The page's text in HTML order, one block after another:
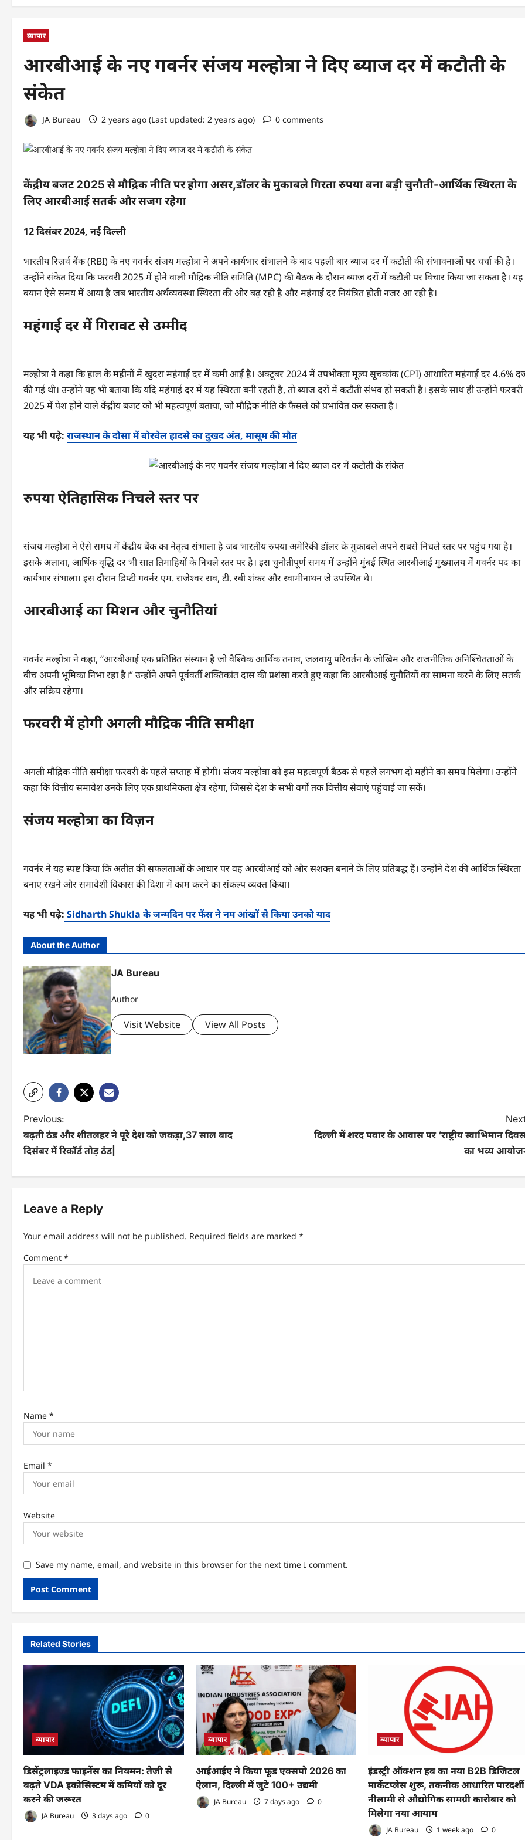
व्यापार
आरबीआई के नए गवर्नर संजय मल्होत्रा ने दिए ब्याज दर में कटौती के
संकेत
JA Bureau 2 years ago (Last updated: 2 years ago) 0 comments
केंद्रीय बजट 2025 से मौद्रिक नीति पर होगा असर,डॉलर के मुकाबले गिरता रुपया बना बड़ी चुनौती-आर्थिक स्थिरता के
लिए आरबीआई सतर्क और सजग रहेगा
12 दिसंबर 2024, नई दिल्ली
भारतीय रिज़र्व बैंक (RBI) के नए गवर्नर संजय मल्होत्रा ने अपने कार्यभार संभालने के बाद पहली बार ब्याज दर में कटौती की संभावनाओं पर चर्चा की है।
उन्होंने संकेत दिया कि फरवरी 2025 में होने वाली मौद्रिक नीति समिति (MPC) की बैठक के दौरान ब्याज दरों में कटौती पर विचार किया जा सकता है। यह
बयान ऐसे समय में आया है जब भारतीय अर्थव्यवस्था स्थिरता की ओर बढ़ रही है और महंगाई दर नियंत्रित होती नजर आ रही है।
महंगाई दर में गिरावट से उम्मीद
मल्होत्रा ने कहा कि हाल के महीनों में खुदरा महंगाई दर में कमी आई है। अक्टूबर 2024 में उपभोक्ता मूल्य सूचकांक (CPI) आधारित महंगाई दर 4.6%
की गई थी। उन्होंने यह भी बताया कि यदि महंगाई दर में यह स्थिरता बनी रहती है, तो ब्याज दरों में कटौती संभव हो सकती है। इसके साथ ही उन्होंने फरवरी
2025 में पेश होने वाले केंद्रीय बजट को भी महत्वपूर्ण बताया, जो मौद्रिक नीति के फैसले को प्रभावित कर सकता है।
यह भी पढ़े: राजस्थान के दौसा में बोरवेल हादसे का दुखद अंत, मासूम की मौत
रुपया ऐतिहासिक निचले स्तर पर
संजय मल्होत्रा ने ऐसे समय में केंद्रीय बैंक का नेतृत्व संभाला है जब भारतीय रुपया अमेरिकी डॉलर के मुकाबले अपने सबसे निचले स्तर पर पहुंच गया है।
इसके अलावा, आर्थिक वृद्धि दर भी सात तिमाहियों के निचले स्तर पर है। इस चुनौतीपूर्ण समय में उन्होंने मुंबई स्थित आरबीआई मुख्यालय में गवर्नर पद का
कार्यभार संभाला। इस दौरान डिप्टी गवर्नर एम. राजेश्वर राव, टी. रबी शंकर और स्वामीनाथन जे उपस्थित थे।
आरबीआई का मिशन और चुनौतियां
गवर्नर मल्होत्रा ने कहा, “आरबीआई एक प्रतिष्ठित संस्थान है जो वैश्विक आर्थिक तनाव, जलवायु परिवर्तन के जोखिम और राजनीतिक अनिश्चितताओं के
बीच अपनी भूमिका निभा रहा है।” उन्होंने अपने पूर्ववर्ती शक्तिकांत दास की प्रशंसा करते हुए कहा कि आरबीआई चुनौतियों का सामना करने के लिए सतर्क
और सक्रिय रहेगा।
फरवरी में होगी अगली मौद्रिक नीति समीक्षा
अगली मौद्रिक नीति समीक्षा फरवरी के पहले सप्ताह में होगी। संजय मल्होत्रा को इस महत्वपूर्ण बैठक से पहले लगभग दो महीने का समय मिलेगा। उन्होंने
कहा कि वित्तीय समावेश उनके लिए एक प्राथमिकता क्षेत्र रहेगा, जिससे देश के सभी वर्गों तक वित्तीय सेवाएं पहुंचाई जा सकें।
संजय मल्होत्रा का विज़न
गवर्नर ने यह स्पष्ट किया कि अतीत की सफलताओं के आधार पर वह आरबीआई को और सशक्त बनाने के लिए प्रतिबद्ध हैं। उन्होंने देश की आर्थिक स्थिरता
बनाए रखने और समावेशी विकास की दिशा में काम करने का संकल्प व्यक्त किया।
यह भी पढ़े: Sidharth Shukla के जन्मदिन पर फैंस ने नम आंखों से किया उनको याद
About the Author
JA Bureau
Author
Visit Website View All Posts
P
o
n
i
n
Previous:
बढ़ती ठंड और शीतलहर ने पूरे देश को जकड़ा,37 साल बाद
दिसंबर में रिकॉर्ड तोड़ ठंड|
दिल्ली में शरद पवार के आवास पर ‘राष्ट्रीय स्वाभिमान
का भव्य
Leave a Reply
Your email address will not be published. Required fields are marked *
Comment *
Name *
Email *
Website
Save my name, email, and website in this browser for the next time I comment.
Related Stories
व्यापार
डिसेंट्रलाइज्ड फाइनेंस का नियमन: तेजी से
बढ़ते VDA इकोसिस्टम में कमियों को दूर
करने की जरूरत
JA Bureau 3 days ago 0
व्यापार
आईआईए ने किया फूड एक्सपो 2026 का
ऐलान, दिल्ली में जुटे 100+ उद्यमी
JA Bureau 7 days ago 0
व्यापार
इंडस्ट्री ऑक्शन हब का नया B2B डिजिटल
मार्केटप्लेस शुरू, तकनीक आधारित पारदर्शी
नीलामी से औद्योगिक सामग्री कारोबार को
मिलेगा नया आयाम
JA Bureau 1 week ago 0